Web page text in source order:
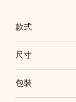
款式
尺寸
包裝